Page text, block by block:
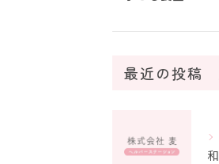
最近の投稿